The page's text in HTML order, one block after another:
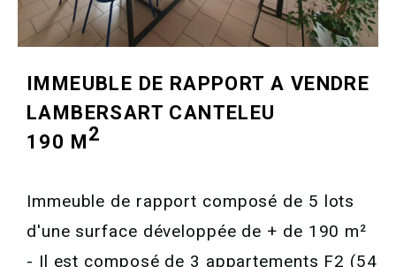
IMMEUBLE DE RAPPORT A VENDRE
LAMBERSART CANTELEU
190 M2
Immeuble de rapport composé de 5 lots
d'une surface développée de + de 190 m²
- Il est composé de 3 appartements F2 (54